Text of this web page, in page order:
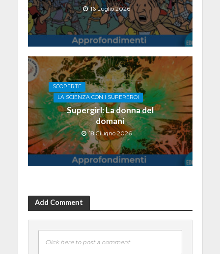
16 Luglio 2026
SCOPERTE
LA SCIENZA CON I SUPEREROI
Supergirl: La donna del
domani
18 Giugno 2026
Add Comment
Click here to post a comment